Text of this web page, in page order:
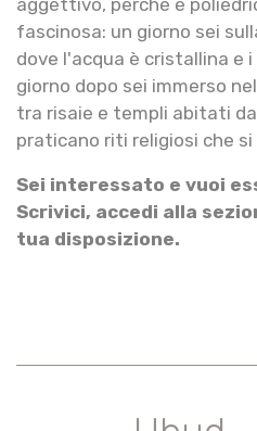
aggettivo, perchè è
fascinosa: un giorno sei
dove l'acqua è cristallina e
giorno dopo sei immerso
tra risaie e templi abitati
praticano riti religiosi che si
Sei interessato e vuoi
Scrivici, accedi alla
tua disposizione.